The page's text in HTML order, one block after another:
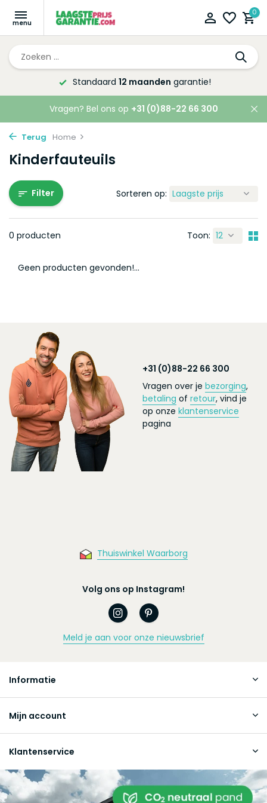
0
Standaard 12 maanden garantie!
Vragen? Bel ons op +31 (0)88-22 66 300
Terug Home
Kinderfauteuils
Filter
0 producten Toon:
Sorteren op:
Geen producten gevonden!...
+31 (0)88-22 66 300
Vragen over je bezorging,
betaling of retour, vind je
op onze klantenservice
pagina
Thuiswinkel Waarborg
Volg ons op Instagram!
Meld je aan voor onze nieuwsbrief
Informatie
Mijn account
Klantenservice